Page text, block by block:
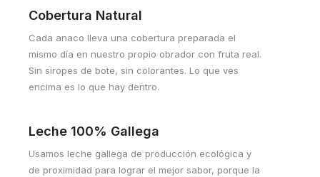
Cobertura Natural
Cada anaco lleva una cobertura preparada el
mismo día en nuestro propio obrador con fruta real.
Sin siropes de bote, sin colorantes. Lo que ves
encima es lo que hay dentro.
Leche 100% Gallega
Usamos leche gallega de producción ecológica y
de proximidad para lograr el mejor sabor, porque la